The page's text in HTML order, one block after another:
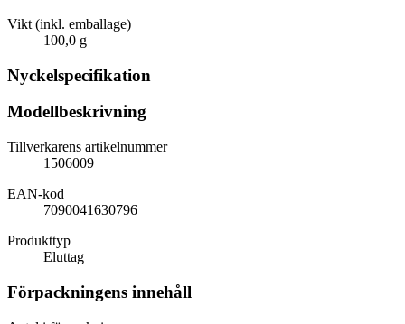
Vikt (inkl. emballage)
100,0 g
Nyckelspecifikation
Modellbeskrivning
Tillverkarens artikelnummer
1506009
EAN-kod
7090041630796
Produkttyp
Eluttag
Förpackningens innehåll